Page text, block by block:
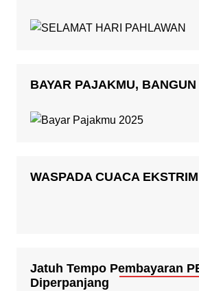
BAYAR PAJAKMU,
WASPADA CUACA EKSTRIM
Jatuh Tempo Pembayaran
Diperpanjang